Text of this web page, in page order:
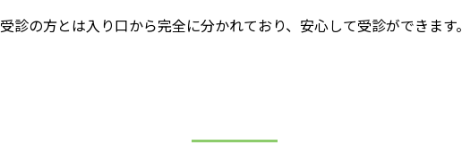
受診の方とは入り口から完全に分かれており、安心して受診ができます。